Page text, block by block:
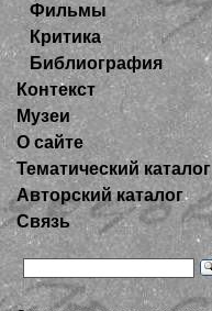
Фильмы
Критика
Библиография
Контекст
Музеи
О сайте
Тематический каталог
Авторский каталог
Связь